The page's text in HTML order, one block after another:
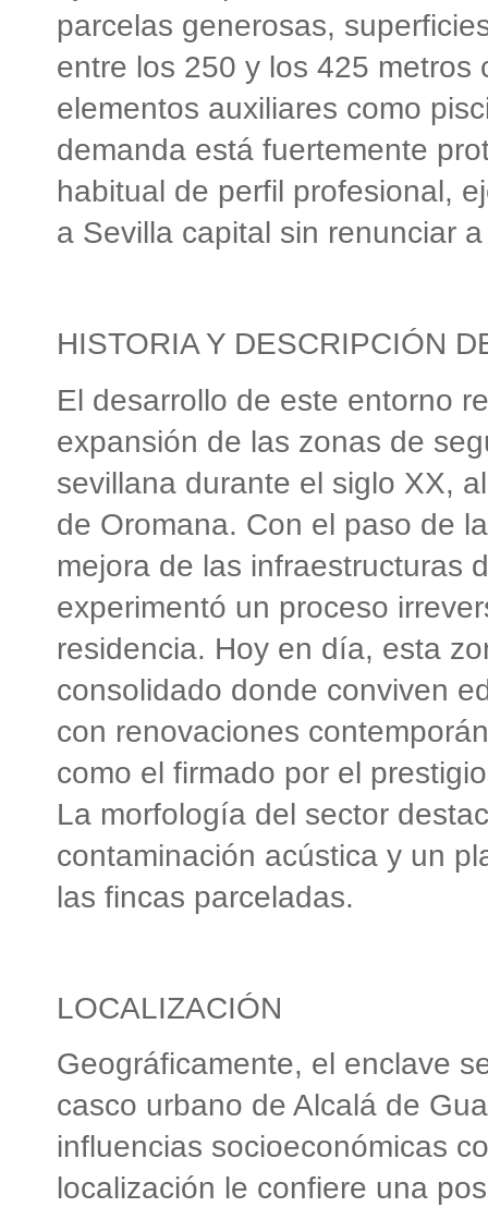
parcelas generosas,
entre los 250 y los 425
elementos auxiliares como
demanda está fuertemente
habitual de perfil profesional,
a Sevilla capital sin renunciar
HISTORIA Y DESCRIPCIÓN
El desarrollo de este entorno
expansión de las zonas de
sevillana durante el siglo XX,
de Oromana. Con el paso de
mejora de las infraestructuras
experimentó un proceso
residencia. Hoy en día, esta
consolidado donde conviven
con renovaciones
como el firmado por el
La morfología del sector
contaminación acústica y un
las fincas parceladas.
LOCALIZACIÓN
Geográficamente, el enclave
casco urbano de Alcalá de
influencias socioeconómicas
localización le confiere una